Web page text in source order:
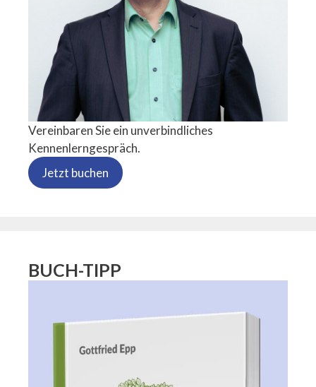
Vereinbaren Sie ein unverbindliches
Kennenlerngespräch.
Jetzt buchen
BUCH-TIPP